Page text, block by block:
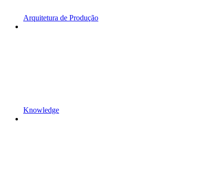
Arquitetura de Produção
Knowledge